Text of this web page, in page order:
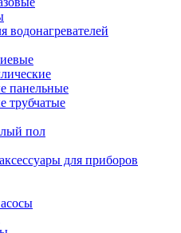
панельные
трубчатые
пол
для приборов